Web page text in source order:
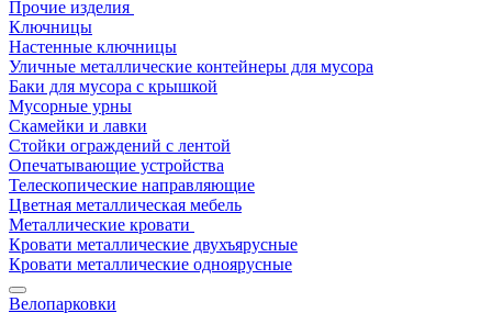
Прочие изделия
Ключницы
Настенные ключницы
Уличные металлические контейнеры для мусора
Баки для мусора с крышкой
Мусорные урны
Скамейки и лавки
Стойки ограждений с лентой
Опечатывающие устройства
Телескопические направляющие
Цветная металлическая мебель
Металлические кровати
Кровати металлические двухъярусные
Кровати металлические одноярусные
Велопарковки